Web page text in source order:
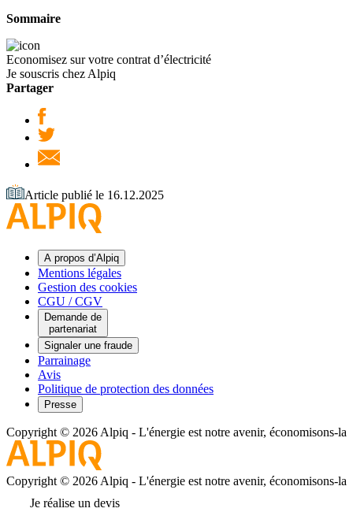
Sommaire
Economisez sur votre contrat d’électricité
Je souscris chez Alpiq
Partager
Article publié le 16.12.2025
A propos d’Alpiq
Mentions légales
Gestion des cookies
CGU / CGV
Demande de
partenariat
Signaler une fraude
Parrainage
Avis
Politique de protection des données
Presse
Copyright © 2026 Alpiq - L'énergie est notre avenir, économisons-la
Copyright © 2026 Alpiq - L'énergie est notre avenir, économisons-la
Je réalise un devis